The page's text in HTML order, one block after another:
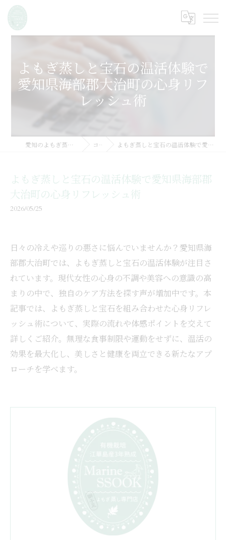
よもぎ蒸しと宝石の温活体験で
愛知県海部郡大治町の心身リフ
レッシュ術
愛知のよもぎ蒸しならMarine SSOOK コラム よもぎ蒸しと宝石の温活体験で愛知県海部郡大治町の心身リフレッシュ術
よもぎ蒸しと宝石の温活体験で愛知県海部郡
大治町の心身リフレッシュ術
2026/05/25
日々の冷えや巡りの悪さに悩んでいませんか？愛知県海
部郡大治町では、よもぎ蒸しと宝石の温活体験が注目さ
れています。現代女性の心身の不調や美容への意識の高
まりの中で、独自のケア方法を探す声が増加中です。本
記事では、よもぎ蒸しと宝石を組み合わせた心身リフレ
ッシュ術について、実際の流れや体感ポイントを交えて
詳しくご紹介。無理な食事制限や運動をせずに、温活の
効果を最大化し、美しさと健康を両立できる新たなアプ
ローチを学べます。